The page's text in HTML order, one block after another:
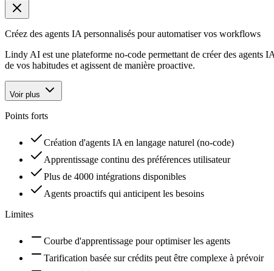
Créez des agents IA personnalisés pour automatiser vos workflows
Lindy AI est une plateforme no-code permettant de créer des agents
de vos habitudes et agissent de manière proactive.
Voir plus
Points forts
Création d'agents IA en langage naturel (no-code)
Apprentissage continu des préférences utilisateur
Plus de 4000 intégrations disponibles
Agents proactifs qui anticipent les besoins
Limites
Courbe d'apprentissage pour optimiser les agents
Tarification basée sur crédits peut être complexe à prévoir